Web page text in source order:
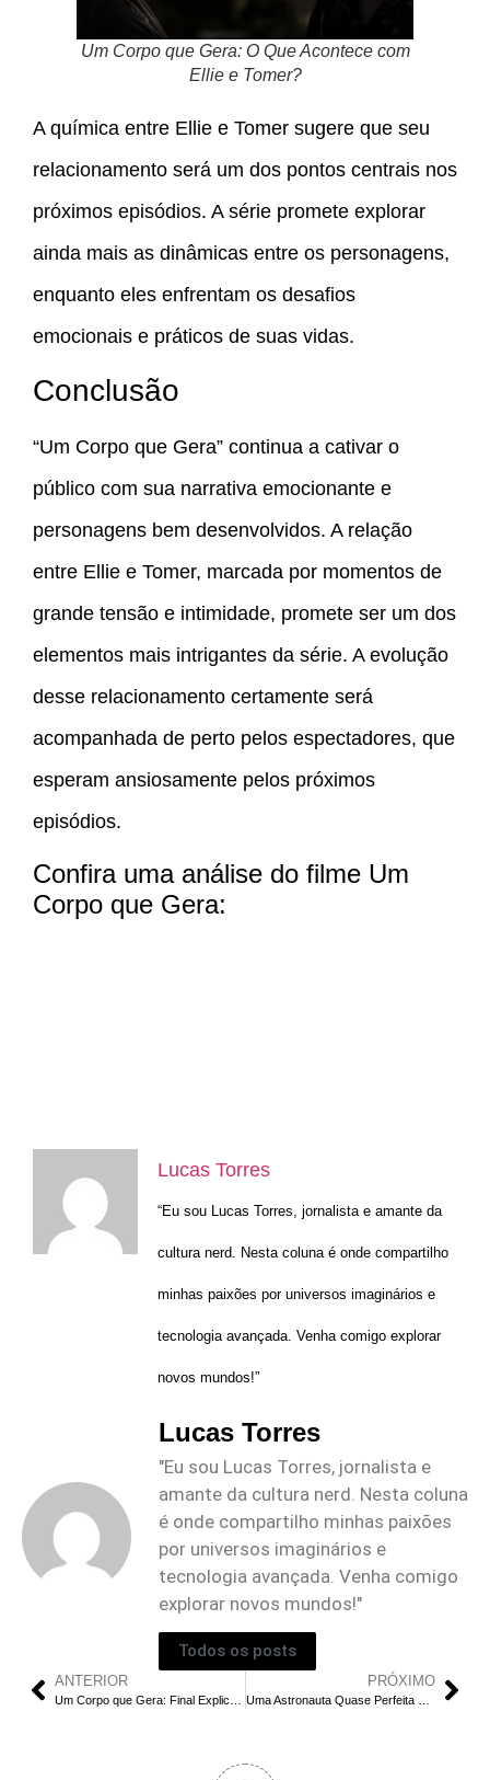
Um Corpo que Gera: O Que Acontece com
Ellie e Tomer?
A química entre Ellie e Tomer sugere que seu
relacionamento será um dos pontos centrais nos
próximos episódios. A série promete explorar
ainda mais as dinâmicas entre os personagens,
enquanto eles enfrentam os desafios
emocionais e práticos de suas vidas.
Conclusão
“Um Corpo que Gera” continua a cativar o
público com sua narrativa emocionante e
personagens bem desenvolvidos. A relação
entre Ellie e Tomer, marcada por momentos de
grande tensão e intimidade, promete ser um dos
elementos mais intrigantes da série. A evolução
desse relacionamento certamente será
acompanhada de perto pelos espectadores, que
esperam ansiosamente pelos próximos
episódios.
Confira uma análise do filme Um
Corpo que Gera:
Lucas Torres
“Eu sou Lucas Torres, jornalista e amante da
cultura nerd. Nesta coluna é onde compartilho
minhas paixões por universos imaginários e
tecnologia avançada. Venha comigo explorar
novos mundos!”
Lucas Torres
"Eu sou Lucas Torres, jornalista e
amante da cultura nerd. Nesta coluna
é onde compartilho minhas paixões
por universos imaginários e
tecnologia avançada. Venha comigo
explorar novos mundos!"
Todos os posts
ANTERIOR PRÓXIMO